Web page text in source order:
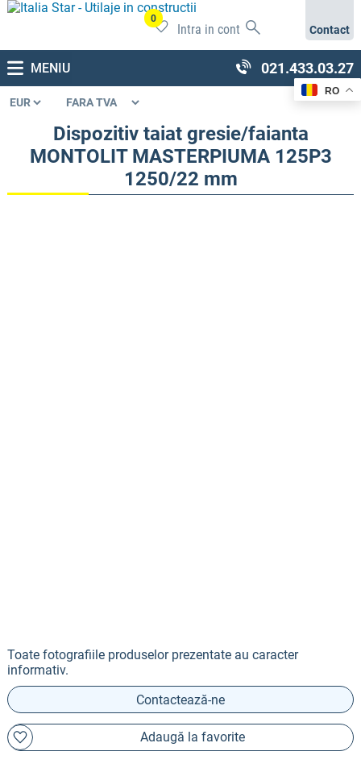
0
Intra in cont Contact
MENIU 021.433.03.27
Dispozitiv taiat gresie/faianta
MONTOLIT MASTERPIUMA 125P3
1250/22 mm
Toate fotografiile produselor prezentate au caracter
informativ.
Contactează-ne
Adaugă la favorite
RO